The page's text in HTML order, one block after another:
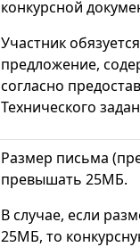
конкурсной
Участник
предложение,
согласно
Технического
Размер письма
превышать 25МБ.
В случае, если
25МБ, то